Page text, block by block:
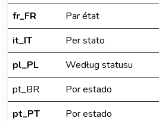
fr_FR
Par état
it_IT
Per stato
pl_PL
Według statusu
pt_BR
Por estado
pt_PT
Por estado